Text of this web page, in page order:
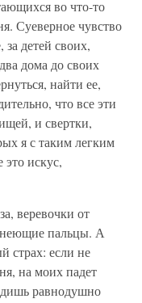
во что-то
Суеверное чувство
за детей своих,
дома до своих
найти ее,
что все эти
и свертки,
я с таким легким
искус,
веревочки от
пальцы. А
страх: если не
на моих падет
равнодушно